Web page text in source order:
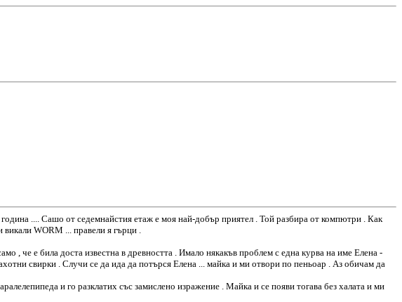
.... Сашо от седемнайстия етаж е моя най-добър приятел . Той разбира от компютри . Как
WORM ... правели я гърци .
, че е била доста известна в древността . Имало някакъв проблем с една курва на име Елена -
свирки . Случи се да ида да потърся Елена ... майка и ми отвори по пеньоар . Аз обичам да
и го разклатих със замислено изражение . Майка и се появи тогава без халата и ми